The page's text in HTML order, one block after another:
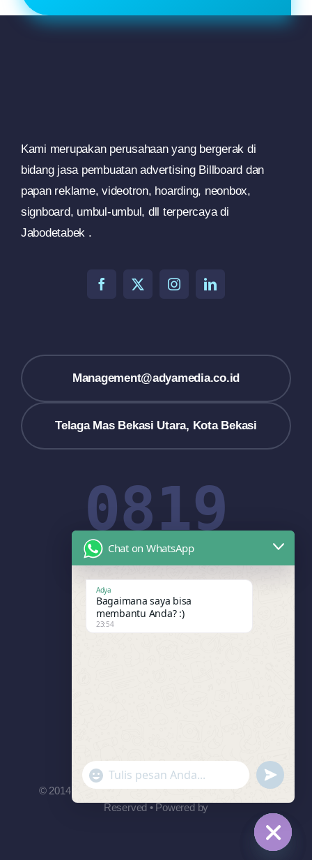
Kami merupakan perusahaan yang bergerak di
bidang jasa pembuatan advertising Billboard dan
papan reklame, videotron, hoarding, neonbox,
signboard, umbul-umbul, dll terpercaya di
Jabodetabek .
Management@adyamedia.co.id
Telaga Mas Bekasi Utara, Kota Bekasi
0819
1908
© 2014 - 2026PT. Adya Mitra Promosindo• All Rights
Reserved • Powered by
Chat on WhatsApp
Adya
Bagaimana saya bisa
membantu Anda? :)
23:54
"+chaty_settings.lang.emoji_picker+"
WhatsApp
Message
undefined